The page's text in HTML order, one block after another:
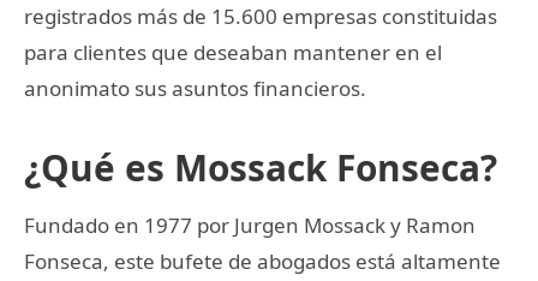
registrados más de 15.600 empresas constituidas
para clientes que deseaban mantener en el
anonimato sus asuntos financieros.
¿Qué es Mossack Fonseca?
Fundado en 1977 por Jurgen Mossack y Ramon
Fonseca, este bufete de abogados está altamente